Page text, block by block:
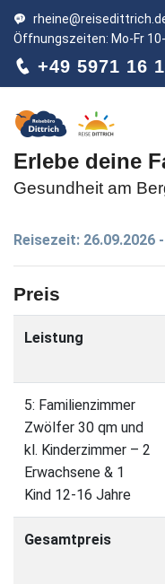
Öffnungszeiten: Mo-Fr
+49 5971 16
Erlebe deine
Gesundheit am
Reisezeit: 26.09.2026
Preis
Leistung
5: Familienzimmer
Zwölfer 30 qm und
kl. Kinderzimmer – 2
Erwachsene & 1
Kind 12-16 Jahre
Gesamtpreis